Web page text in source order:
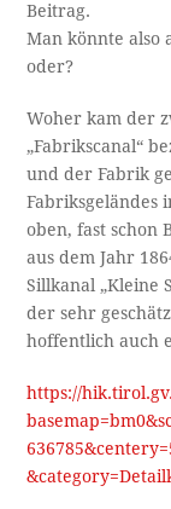
Beitrag.
Man könnte also
oder?
Woher kam der
„Fabrikscanal“
und der Fabrik
Fabriksgeländes
oben, fast schon
aus dem Jahr
Sillkanal „Kleine
der sehr
hoffentlich auch
https://